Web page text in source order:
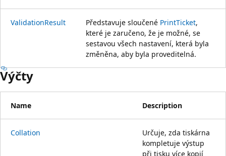
ValidationResult Představuje sloučené PrintTicket,
které je zaručeno, že je možné, se
sestavou všech nastavení, která byla
změněna, aby byla proveditelná.
Výčty
Name Description
Collation
Určuje, zda tiskárna
kompletuje výstup
při tisku více kopií